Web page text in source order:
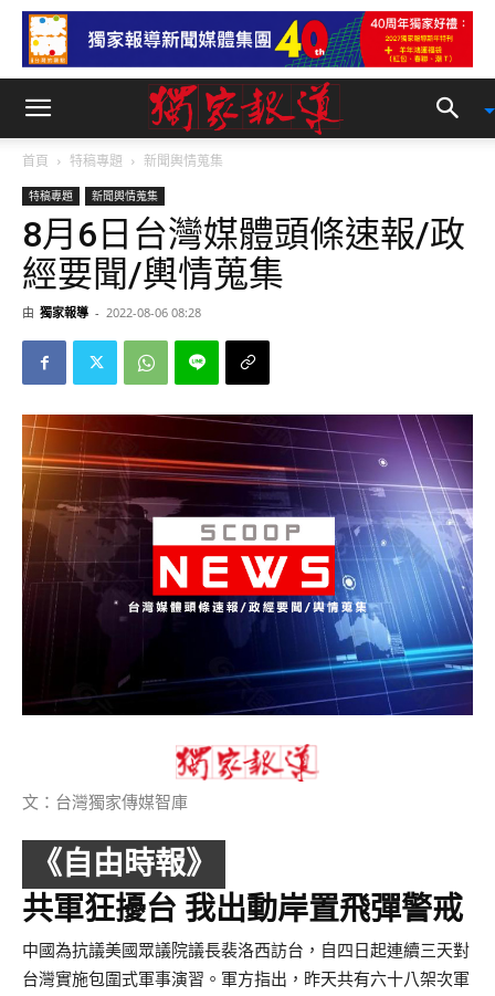
首頁 特稿專題 新聞輿情蒐集
特稿專題 新聞輿情蒐集
8月6日台灣媒體頭條速報/政
經要聞/輿情蒐集
由 獨家報導 - 2022-08-06 08:28
文：台灣獨家傳媒智庫
《自由時報》
共軍狂擾台 我出動岸置飛彈警戒
中國為抗議美國眾議院議長裴洛西訪台，自四日起連續三天對
台灣實施包圍式軍事演習。軍方指出，昨天共有六十八架次軍